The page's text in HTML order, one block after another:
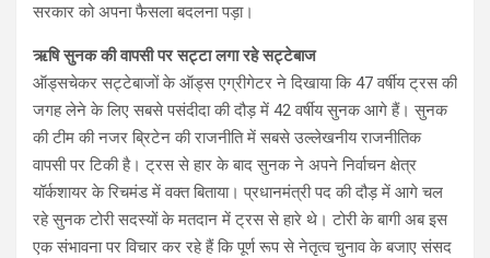
सरकार को अपना फैसला बदलना पड़ा।
ऋषि सुनक की वापसी पर सट्टा लगा रहे सट्टेबाज
ऑड्सचेकर सट्टेबाजों के ऑड्स एग्रीगेटर ने दिखाया कि 47 वर्षीय ट्रस की
जगह लेने के लिए सबसे पसंदीदा की दौड़ में 42 वर्षीय सुनक आगे हैं। सुनक
की टीम की नजर ब्रिटेन की राजनीति में सबसे उल्लेखनीय राजनीतिक
वापसी पर टिकी है। ट्रस से हार के बाद सुनक ने अपने निर्वाचन क्षेत्र
यॉर्कशायर के रिचमंड में वक्त बिताया। प्रधानमंत्री पद की दौड़ में आगे चल
रहे सुनक टोरी सदस्यों के मतदान में ट्रस से हारे थे। टोरी के बागी अब इस
एक संभावना पर विचार कर रहे हैं कि पूर्ण रूप से नेतृत्व चुनाव के बजाए संसद